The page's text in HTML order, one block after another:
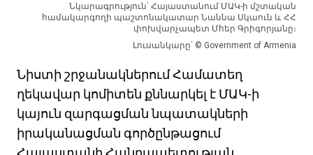
Նկարագրություն՝ Հայաստանում ՄԱԿ-ի մշտական
համակարգողի պաշտոնակատար Նաննա Սկաուն և ՀՀ
փոխվարչապետ Մհեր Գրիգորյանը։
Լուսանկարը՝ © Government of Armenia
Նիստի շրջանակներում Համատեղ
ղեկավար կոմիտեն քննարկել է ՄԱԿ-ի
կայուն զարգացման նպատակների
իրականացման գործընթացում